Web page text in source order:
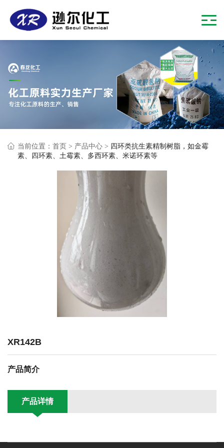
当前位置： 首页 > 产品中心 > 四环类抗生素精制树脂，如金霉
素、四环素、土霉素、多西环素、米诺环素等
XR142B
产品简介
产品详情